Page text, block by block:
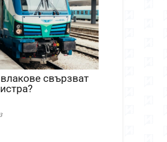
свързват